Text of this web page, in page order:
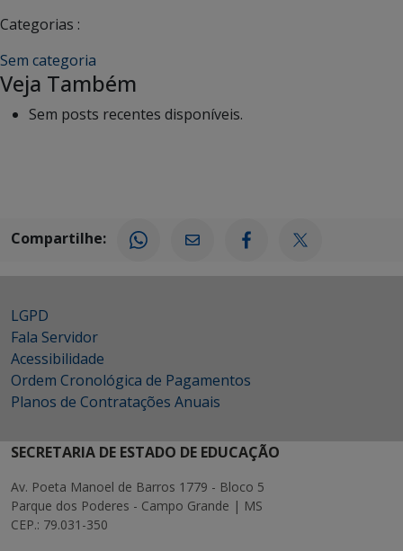
Categorias :
Sem categoria
Veja Também
Sem posts recentes disponíveis.
Compartilhe:
LGPD
Fala Servidor
Acessibilidade
Ordem Cronológica de Pagamentos
Planos de Contratações Anuais
SECRETARIA DE ESTADO DE EDUCAÇÃO
Av. Poeta Manoel de Barros 1779 - Bloco 5
Parque dos Poderes - Campo Grande | MS
CEP.: 79.031-350